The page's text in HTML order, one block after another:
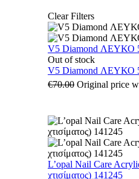
Clear Filters
V5 Diamond ΛΕΥΚΟ
Out of stock
V5 Diamond ΛΕΥΚΟ
€70.00 Original price
L’opal Nail Care
χτισίματος) 141245